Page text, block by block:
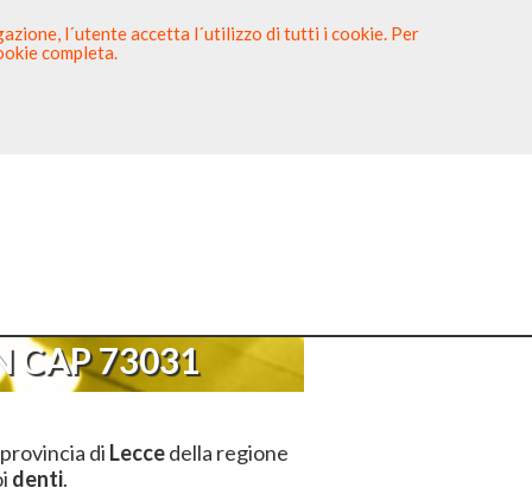
CAP 73031
di Leccedella regione
denti.
l´utente accetta l´utilizzo di tutti i cookie. Per
completa.